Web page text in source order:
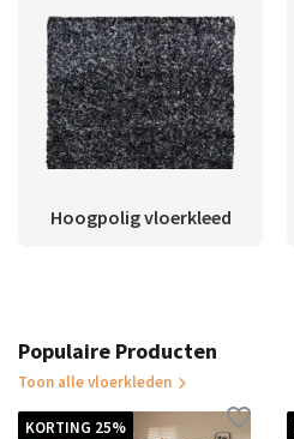
Hoogpolig vloerkleed
Populaire Producten
Toon alle vloerkleden
KORTING 25%